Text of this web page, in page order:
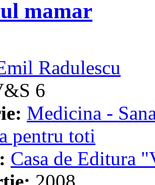
mamar
Radulescu
6
Medicina -
pentru toti
Casa de Editura